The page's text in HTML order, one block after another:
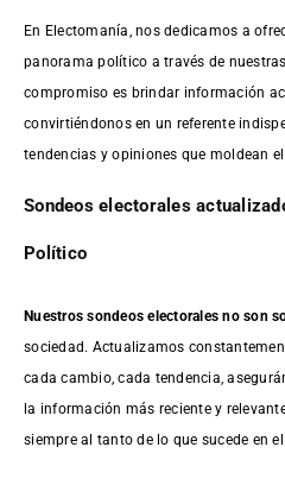
En Electomanía, nos dedicamos a
panorama político a través de nuestras
compromiso es brindar información
convirtiéndonos en un referente
tendencias y opiniones que moldean
Sondeos electorales
Político
Nuestros sondeos electorales no son
sociedad. Actualizamos
cada cambio, cada tendencia,
la información más reciente y
siempre al tanto de lo que sucede en